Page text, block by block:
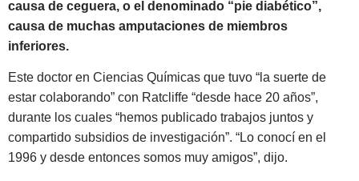
causa de ceguera, o el denominado “pie diabético”,
causa de muchas amputaciones de miembros
inferiores.
Este doctor en Ciencias Químicas que tuvo “la suerte de
estar colaborando” con Ratcliffe “desde hace 20 años”,
durante los cuales “hemos publicado trabajos juntos y
compartido subsidios de investigación”. “Lo conocí en el
1996 y desde entonces somos muy amigos”, dijo.